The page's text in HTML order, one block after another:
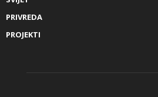
PRIVREDA
PROJEKTI